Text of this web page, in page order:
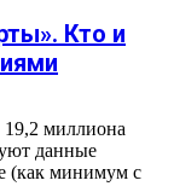
Кто и
миллиона
данные
(как минимум с